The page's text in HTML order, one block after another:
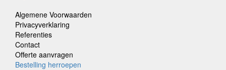
Algemene Voorwaarden
Privacyverklaring
Referenties
Contact
Offerte aanvragen
Bestelling herroepen